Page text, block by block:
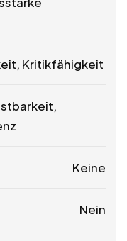
Kritikfähigkeit
Keine
Nein